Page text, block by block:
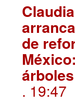
de
. 19:47